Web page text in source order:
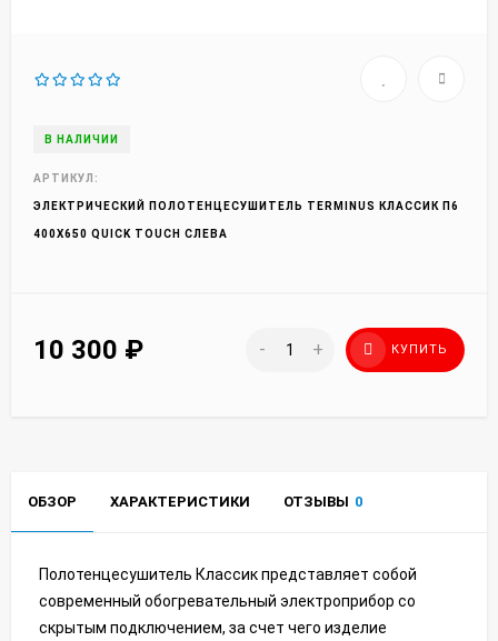
В НАЛИЧИИ
АРТИКУЛ:
ЭЛЕКТРИЧЕСКИЙ ПОЛОТЕНЦЕСУШИТЕЛЬ TERMINUS КЛАССИК П6
400Х650 QUICK TOUCH СЛЕВА
10 300 ₽ - + КУПИТЬ
ОБЗОР ХАРАКТЕРИСТИКИ ОТЗЫВЫ 0
Полотенцесушитель Классик представляет собой
современный обогревательный электроприбор со
скрытым подключением, за счет чего изделие